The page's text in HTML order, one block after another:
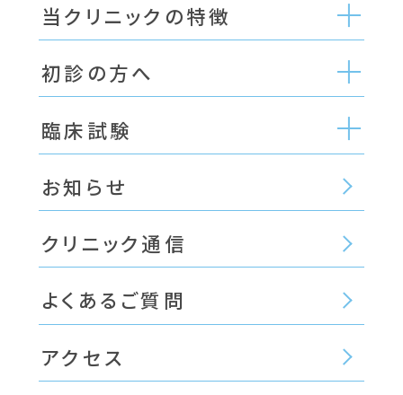
当クリニックの特徴
初診の方へ
臨床試験
お知らせ
クリニック通信
よくあるご質問
アクセス